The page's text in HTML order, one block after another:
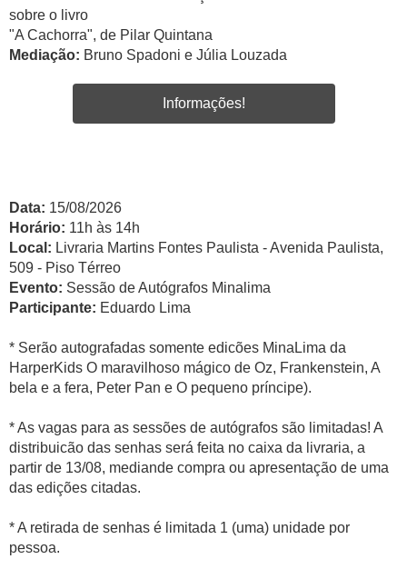
sobre o livro
"A Cachorra", de Pilar Quintana
Mediação: Bruno Spadoni e Júlia Louzada
Informações!
Data: 15/08/2026
Horário: 11h às 14h
Local: Livraria Martins Fontes Paulista - Avenida Paulista,
509 - Piso Térreo
Evento: Sessão de Autógrafos Minalima
Participante: Eduardo Lima
* Serão autografadas somente edicões MinaLima da
HarperKids O maravilhoso mágico de Oz, Frankenstein, A
bela e a fera, Peter Pan e O pequeno príncipe).
* As vagas para as sessões de autógrafos são limitadas! A
distribuicão das senhas será feita no caixa da livraria, a
partir de 13/08, mediande compra ou apresentação de uma
das edições citadas.
* A retirada de senhas é limitada 1 (uma) unidade por
pessoa.